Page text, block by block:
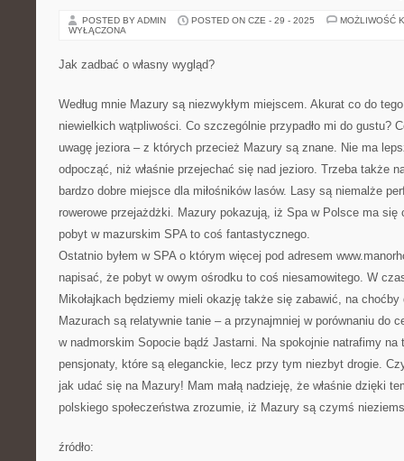
POSTED BY ADMIN POSTED ON CZE - 29 - 2025
MOŻLIWOŚĆ
WYŁĄCZONA
Jak zadbać o własny wygląd?
Według mnie Mazury są niezwykłym miejscem. Akurat co do
niewielkich wątpliwości. Co szczególnie przypadło mi do gustu?
uwagę jeziora – z których przecież Mazury są znane. Nie ma
odpocząć, niż właśnie przejechać się nad jezioro. Trzeba także
bardzo dobre miejsce dla miłośników lasów. Lasy są niemalże
rowerowe przejażdżki. Mazury pokazują, iż Spa w Polsce ma się
pobyt w mazurskim SPA to coś fantastycznego.
Ostatnio byłem w SPA o którym więcej pod adresem
napisać, że pobyt w owym ośrodku to coś niesamowitego. W
Mikołajkach będziemy mieli okazję także się zabawić, na
Mazurach są relatywnie tanie – a przynajmniej w porównaniu do
w nadmorskim Sopocie bądź Jastarni. Na spokojnie natrafimy
pensjonaty, które są eleganckie, lecz przy tym niezbyt drogie.
jak udać się na Mazury! Mam małą nadzieję, że właśnie dzięki
polskiego społeczeństwa zrozumie, iż Mazury są czymś
źródło: